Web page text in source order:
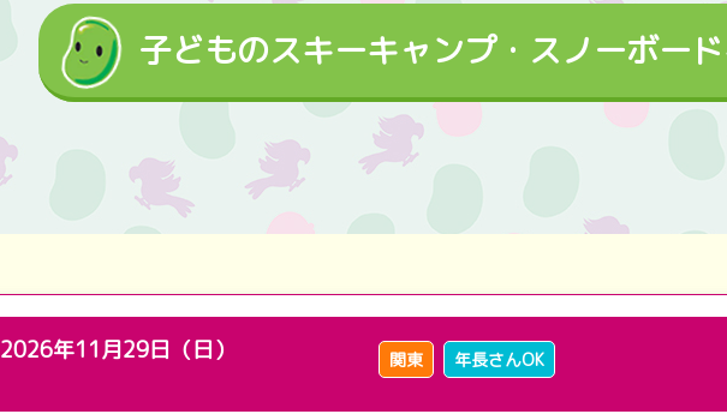
子どものスキーキャンプ・スノーボー
2026年11月29日（日） 関東 年長さんOK